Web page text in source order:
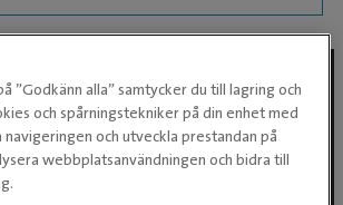
medier
”Godkänn alla” samtycker du till lagring och
och spårningstekniker på din enhet med
och utveckla prestandan på
webbplatsanvändningen och bidra till